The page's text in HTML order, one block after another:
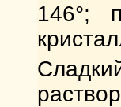
146°;